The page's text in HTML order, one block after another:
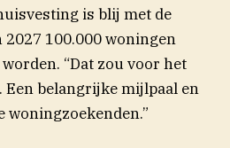
is blij met de
100.000 woningen
“Dat zou voor het
Een belangrijke mijlpaal en
woningzoekenden.”